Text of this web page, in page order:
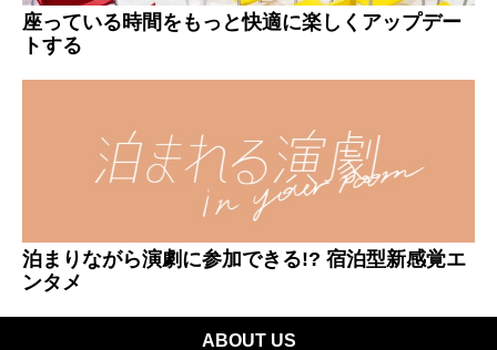
座っている時間をもっと快適に楽しくアップデー
トする
泊まりながら演劇に参加できる!? 宿泊型新感覚エ
ンタメ
ABOUT US